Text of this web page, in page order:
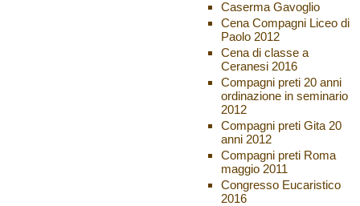
Caserma Gavoglio
Cena Compagni Liceo di
Paolo 2012
Cena di classe a
Ceranesi 2016
Compagni preti 20 anni
ordinazione in seminario
2012
Compagni preti Gita 20
anni 2012
Compagni preti Roma
maggio 2011
Congresso Eucaristico
2016